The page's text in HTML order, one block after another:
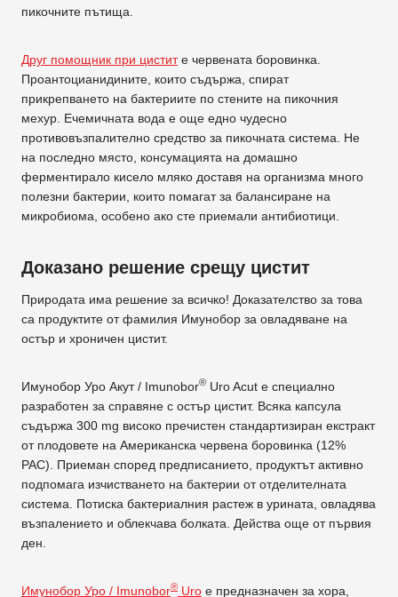
пикочните пътища.
Друг помощник при цистите червената боровинка.
Проантоцианидините, които съдържа, спират
прикрепването на бактериите по стените на пикочния
мехур. Ечемичната вода е още едно чудесно
противовъзпалително средство за пикочната система. Не
на последно място, консумацията на домашно
ферментирало кисело мляко доставя на организма много
полезни бактерии, които помагат за балансиране на
микробиома, особено ако сте приемали антибиотици.
Доказано решение срещу цистит
Природата има решение за всичко! Доказателство за това
са продуктите от фамилия Имунобор за овладяване на
остър и хроничен цистит.
Имунобор Уро Акут / Imunobor® Uro Acut е специално
разработен за справяне с остър цистит. Всяка капсула
съдържа 300 mg високо пречистен стандартизиран екстракт
от плодовете на Американска червена боровинка (12%
PAC). Приеман според предписанието, продуктът активно
подпомага изчистването на бактерии от отделителната
система. Потиска бактериалния растеж в урината, овладява
възпалението и облекчава болката. Действа още от първия
ден.
Имунобор Уро / Imunobor® Uro е предназначен за хора,